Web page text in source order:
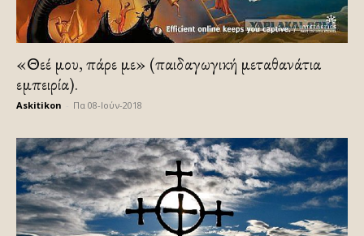
«Θεέ μου, πάρε με» (παιδαγωγική μεταθανάτια
εμπειρία).
Askitikon Πα 08-Ιούν-2018